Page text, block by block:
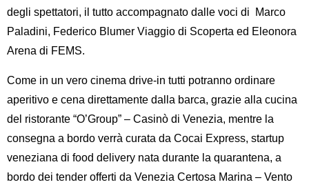
degli spettatori, il tutto accompagnato dalle voci di Marco
Paladini, Federico Blumer Viaggio di Scoperta ed Eleonora
Arena di FEMS.
Come in un vero cinema drive-in tutti potranno ordinare
aperitivo e cena direttamente dalla barca, grazie alla cucina
del ristorante “O’Group” – Casinò di Venezia, mentre la
consegna a bordo verrà curata da Cocai Express, startup
veneziana di food delivery nata durante la quarantena, a
bordo dei tender offerti da Venezia Certosa Marina – Vento